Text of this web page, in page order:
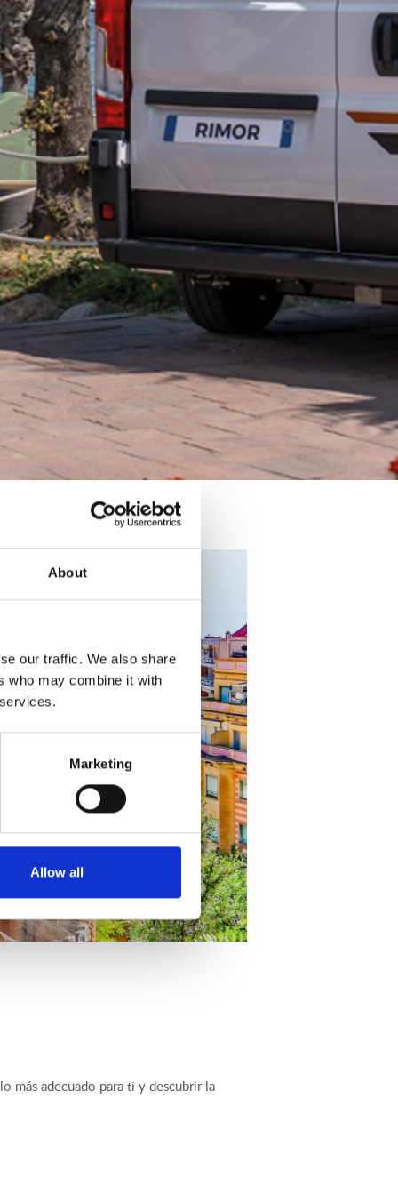
About
our traffic. We also share
who may combine it with
Marketing
Allow all
más adecuado para ti y descubrir la